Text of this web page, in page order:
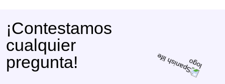
¡Contestamos
cualquier
pregunta!